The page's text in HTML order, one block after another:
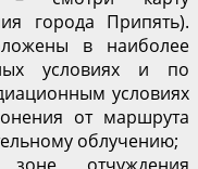
города Припять).
в наиболее
условиях и по
условиях
от маршрута
облучению;